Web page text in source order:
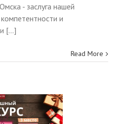
- заслуга нашей
и
[...]
Read More